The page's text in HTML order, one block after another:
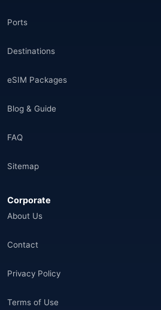
Ports
Destinations
eSIM Packages
Blog & Guide
FAQ
Sitemap
Corporate
About Us
Contact
Privacy Policy
Terms of Use